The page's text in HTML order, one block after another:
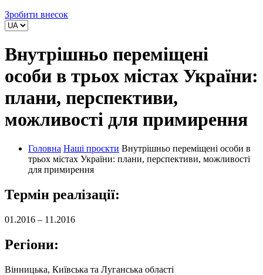
Зробити внесок
Внутрішньо переміщені
особи в трьох містах України:
плани, перспективи,
можливості для примирення
Головна Наші проєкти Внутрішньо переміщені особи в
трьох містах України: плани, перспективи, можливості
для примирення
Термін реалізації:
01.2016 – 11.2016
Регіони:
Вінницька, Київська та Луганська області